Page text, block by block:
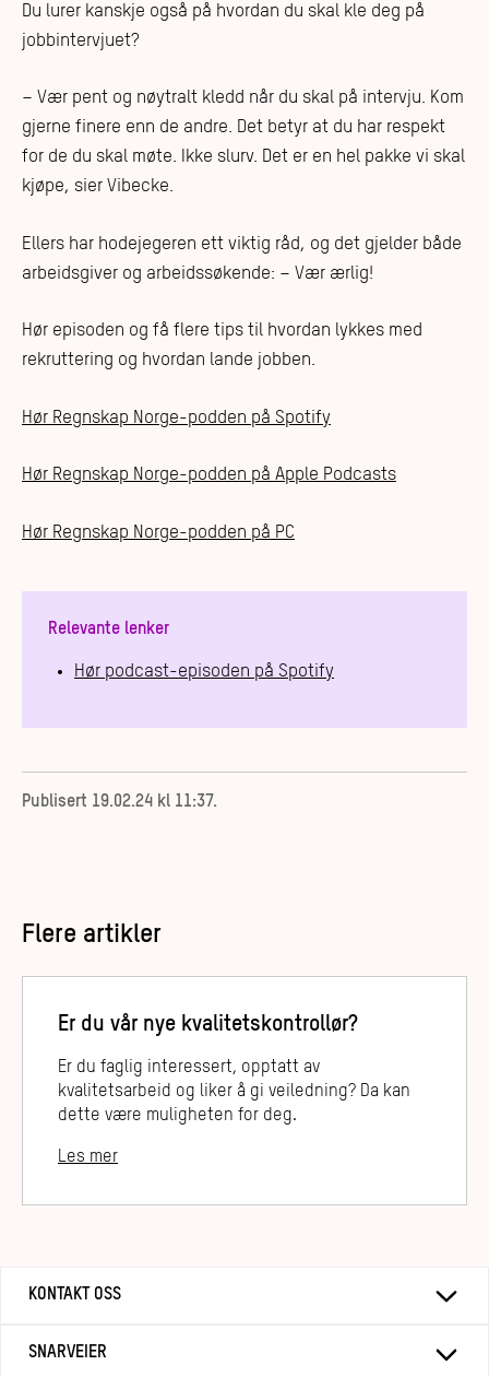
Du lurer kanskje også på hvordan du skal kle deg på
jobbintervjuet?
– Vær pent og nøytralt kledd når du skal på intervju. Kom
gjerne finere enn de andre. Det betyr at du har respekt
for de du skal møte. Ikke slurv. Det er en hel pakke vi skal
kjøpe, sier Vibecke.
Ellers har hodejegeren ett viktig råd, og det gjelder både
arbeidsgiver og arbeidssøkende: – Vær ærlig!
Hør episoden og få flere tips til hvordan lykkes med
rekruttering og hvordan lande jobben.
Hør Regnskap Norge-podden på Spotify
Hør Regnskap Norge-podden på Apple Podcasts
Hør Regnskap Norge-podden på PC
Relevante lenker
Hør podcast-episoden på Spotify
Publisert 19.02.24 kl 11:37.
Flere artikler
Er du vår nye kvalitetskontrollør?
Er du faglig interessert, opptatt av
kvalitetsarbeid og liker å gi veiledning? Da kan
dette være muligheten for deg.
Les mer
KONTAKT OSS
SNARVEIER